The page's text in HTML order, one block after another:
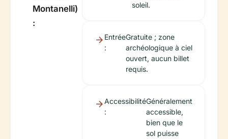
Montanelli)
:
soleil.
Entrée
:
Gratuite ; zone
archéologique à ciel
ouvert, aucun billet
requis.
Accessibilité
:
Généralement
accessible,
bien que le
sol puisse